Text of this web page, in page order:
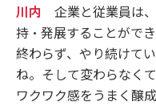
川内 企業と従業員は
持・発展することがで
終わらず、やり続けて
ね。そして変わらなく
ワクワク感をうまく醸